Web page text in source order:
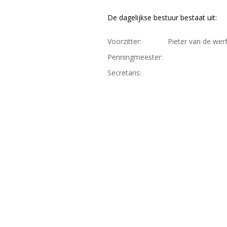
De dagelijkse bestuur bestaat uit:
Voorzitter:
Pieter van de
Penningmeester:
Secretaris: